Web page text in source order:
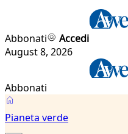
Abbonati
Accedi
August 8, 2026
Abbonati
Pianeta verde